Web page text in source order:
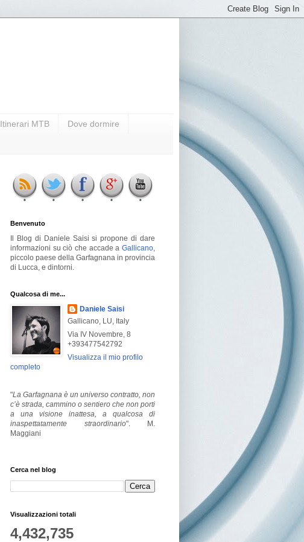
Itinerari MTB Dove dormire
Benvenuto
Il Blog di Daniele Saisi si propone di dare
informazioni su ciò che accade a Gallicano
piccolo paese della Garfagnana in provincia
di Lucca, e dintorni.
Qualcosa di me...
Daniele Saisi
Gallicano, LU, Italy
Via IV Novembre, 8
+393477542792
Visualizza il mio profilo
completo
"La Garfagnana è un universo contratto, non
c’è strada, cammino o sentiero che non porti
a una visione inattesa, a qualcosa di
inaspettatamente straordinario". M.
Maggiani
Cerca nel blog
Visualizzazioni totali
4,432,735